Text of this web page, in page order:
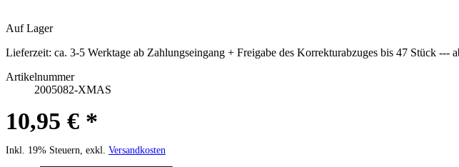
Auf Lager
Lieferzeit: ca. 3-5 Werktage ab Zahlungseingang + Freigabe des Korrekturabzuges bis 47 Stück ---
Artikelnummer
2005082-XMAS
10,95 € *
Inkl. 19% Steuern, exkl. Versandkosten